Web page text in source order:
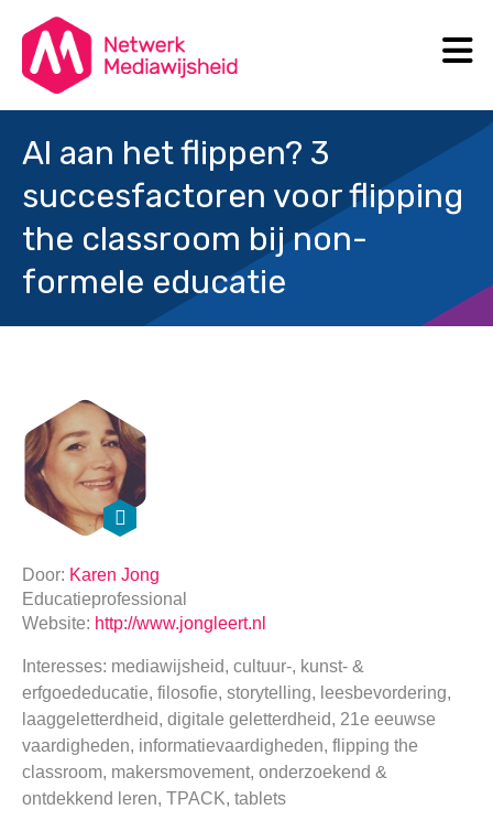
Al aan het flippen? 3
succesfactoren voor flipping
the classroom bij non-
formele educatie
Door: Karen Jong
Educatieprofessional
Website: http://www.jongleert.nl
Interesses: mediawijsheid, cultuur-, kunst- &
erfgoededucatie, filosofie, storytelling, leesbevordering,
laaggeletterdheid, digitale geletterdheid, 21e eeuwse
vaardigheden, informatievaardigheden, flipping the
classroom, makersmovement, onderzoekend &
ontdekkend leren, TPACK, tablets